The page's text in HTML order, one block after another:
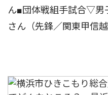
ん■団体戦組手試合▽男
さん（先鋒／関東甲信越